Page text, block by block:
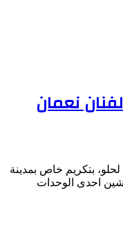
نعمان
بتكريم خاص بمدينة
احدى الوحدات